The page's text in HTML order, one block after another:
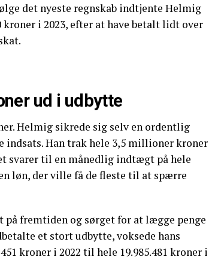
det nyeste regnskab indtjente Helmig
kroner i 2023, efter at have betalt lidt over
ud i udbytte
Helmig sikrede sig selv en ordentlig
indsats. Han trak hele 3,5 millioner kroner
svarer til en månedlig indtægt på hele
løn, der ville få de fleste til at spærre
fremtiden og sørget for at lægge penge
et stort udbytte, voksede hans
kroner i 2022 til hele 19.985.481 kroner i